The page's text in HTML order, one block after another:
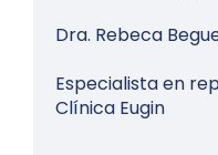
Dra. Rebeca
Especialista en
Clínica Eugin